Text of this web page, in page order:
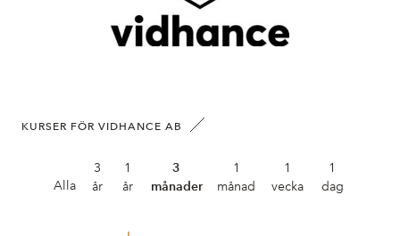
KURSER FÖR VIDHANCE AB
Alla
3
år
1
år
3
månader
1
månad
1
vecka
1
dag